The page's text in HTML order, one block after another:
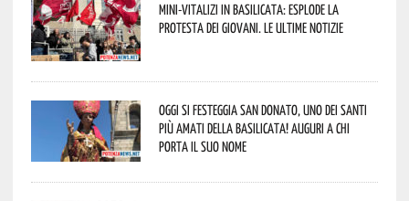
Mini-vitalizi in Basilicata: esplode la
protesta dei giovani. Le ultime notizie
Oggi si festeggia San Donato, uno dei Santi
più amati della Basilicata! Auguri a chi
porta il suo nome